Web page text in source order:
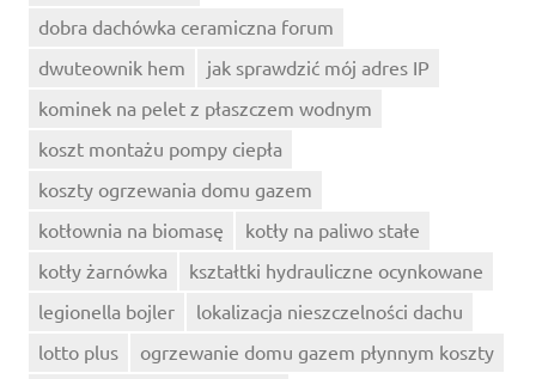
dobra dachówka ceramiczna forum
dwuteownik hem
jak sprawdzić mój adres IP
kominek na pelet z płaszczem wodnym
koszt montażu pompy ciepła
koszty ogrzewania domu gazem
kotłownia na biomasę
kotły na paliwo stałe
kotły żarnówka
kształtki hydrauliczne ocynkowane
legionella bojler
lokalizacja nieszczelności dachu
lotto plus
ogrzewanie domu gazem płynnym koszty